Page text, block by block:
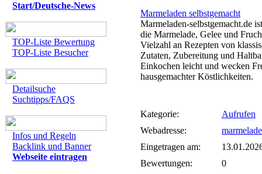
Start/Deutsche-News
TOP-Liste Bewertung
TOP-Liste Besucher
Detailsuche
Suchtipps/FAQS
Infos und Regeln
Backlink und Banner
Webseite eintragen
Marmeladen selbstgemacht
Marmeladen-selbstgemacht.de
die Marmelade, Gelee und
Vielzahl an Rezepten von
Zutaten, Zubereitung und
Einkochen leicht und wecken
hausgemachter Köstlichkeiten.
Kategorie:
Aufrufen
Webadresse:
Eingetragen am:
Bewertungen:
0